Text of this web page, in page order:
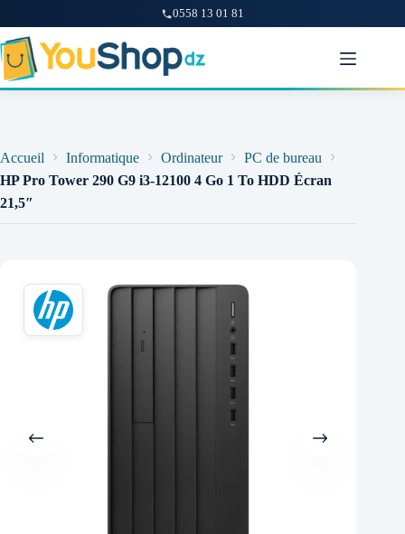
0558 13 01 81
Passer
au
contenu
Accueil Informatique Ordinateur
PC de bureau
HP Pro Tower 290 G9 i3-12100 4 Go 1 To HDD Écran
21,5″